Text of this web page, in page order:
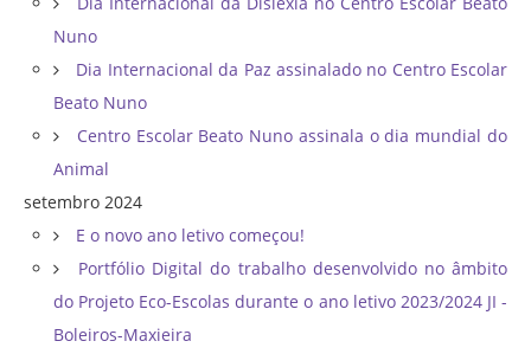
Nuno
Dia Internacional da Paz assinalado no Centro Escolar
Beato Nuno
Centro Escolar Beato Nuno assinala o dia mundial do
Animal
setembro 2024
E o novo ano letivo começou!
Portfólio Digital do trabalho desenvolvido no âmbito
do Projeto Eco-Escolas durante o ano letivo 2023/2024 JI -
Boleiros-Maxieira